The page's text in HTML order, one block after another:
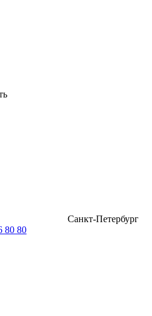
Санкт-Петербург
80 80